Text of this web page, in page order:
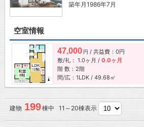
築年月1986年7月
空室情報
47,000 円 / 共益費：0円
敷/礼： 1.0ヶ月 / 0.0ヶ月
階 数：2階
間/広：1LDK / 49.68㎡
建物 199棟中 11～20棟表示